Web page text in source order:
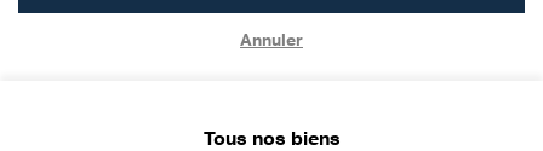
Annuler
Tous nos biens